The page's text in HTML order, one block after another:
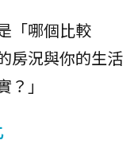
「哪個比較
房況與你的生活
」